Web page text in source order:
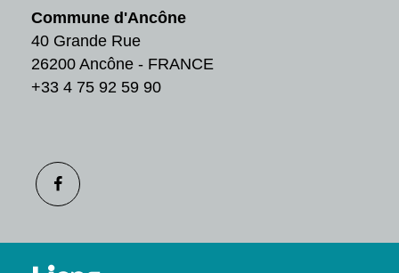
Commune d'Ancône
40 Grande Rue
26200 Ancône - FRANCE
+33 4 75 92 59 90